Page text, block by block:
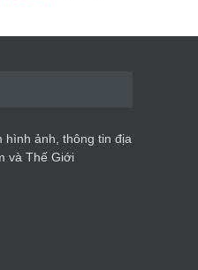
hình ảnh, thông tin địa
và Thế Giới